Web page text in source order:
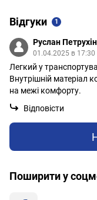
Відгуки 1
Руслан Петрухін
01.04.2025 в 17:30
Легкий у
Внутрішній матеріал
на межі комфорту.
Відповісти
Поширити у